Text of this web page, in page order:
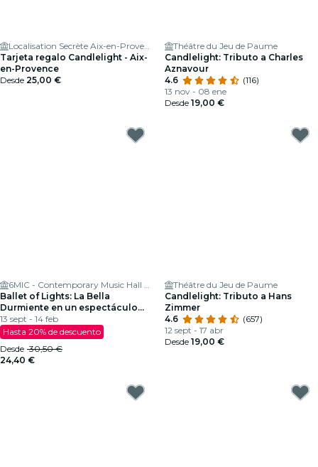
Localisation Secrète Aix-en-Provence
Tarjeta regalo Candlelight - Aix-
en-Provence
Desde 25,00 €
Théâtre du Jeu de Paume
Candlelight: Tributo a Charles
Aznavour
4.6
(116)
13 nov - 08 ene
Desde 19,00 €
6MIC - Contemporary Music Hall of the Pays d'Aix
Ballet of Lights: La Bella
Durmiente en un espectáculo
deslumbrante
13 sept - 14 feb
Hasta 20% de descuento
Desde 30,50 €
24,40 €
Théâtre du Jeu de Paume
Candlelight: Tributo a Hans
Zimmer
4.6
(657)
12 sept - 17 abr
Desde 19,00 €